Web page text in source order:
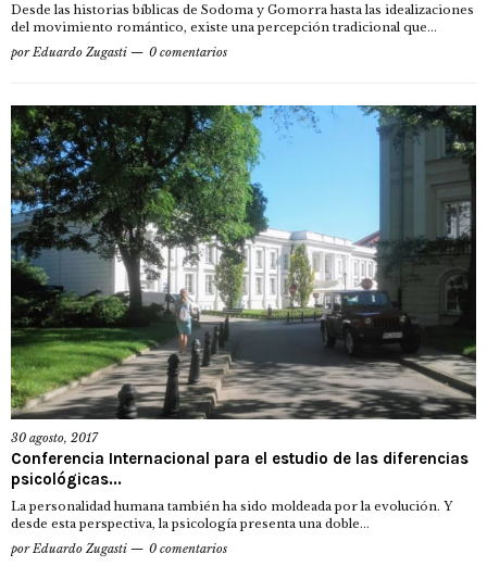
Desde las historias bíblicas de Sodoma y Gomorra hasta las idealizaciones
del movimiento romántico, existe una percepción tradicional que...
porEduardo Zugasti 0 comentarios
30 agosto, 2017
Conferencia Internacional para el estudio de las diferencias
psicológicas...
La personalidad humana también ha sido moldeada por la evolución. Y
desde esta perspectiva, la psicología presenta una doble...
por Eduardo Zugasti 0 comentarios